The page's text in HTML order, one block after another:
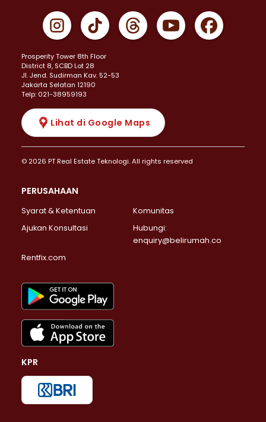
Prosperity Tower 8th Floor
District 8, SCBD Lot 28
JI. Jend. Sudirman Kav. 52-53
Jakarta Selatan 12190
Telp: 021-38959193
Lihat di Google Maps
© 2026 PT Real Estate Teknologi. All rights reserved
PERUSAHAAN
Syarat & Ketentuan
Komunitas
Ajukan Konsultasi
Hubungi:
enquiry@belirumah.co
Rentfix.com
KPR